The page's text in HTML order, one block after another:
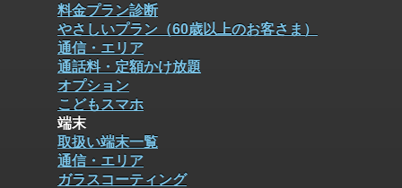
料金プラン診断
やさしいプラン（60歳以上のお客さま）
通信・エリア
通話料・定額かけ放題
オプション
こどもスマホ
端末
取扱い端末一覧
通信・エリア
ガラスコーティング